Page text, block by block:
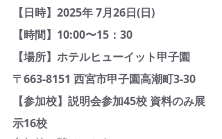
【日時】2025年 7月26日(日)
【時間】10:00〜15：30
【場所】ホテルヒューイット甲子園
〒663-8151 西宮市甲子園高潮町3-30
【参加校】説明会参加45校 資料のみ展
示16校